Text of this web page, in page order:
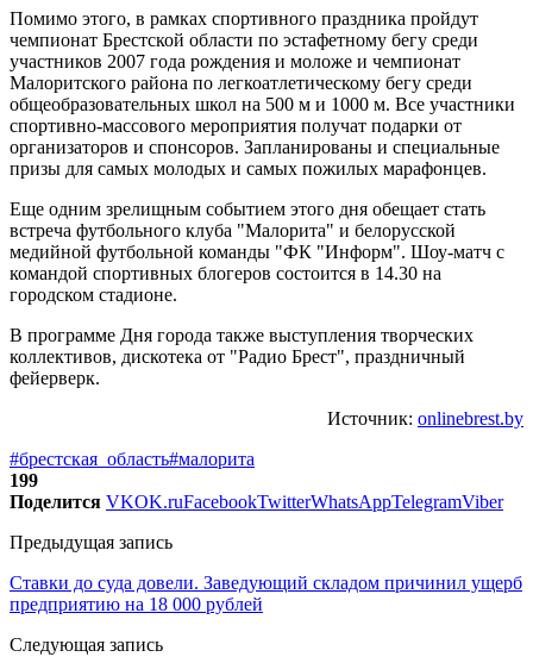
Помимо этого, в рамках спортивного праздника пройдут
чемпионат Брестской области по эстафетному бегу среди
участников 2007 года рождения и моложе и чемпионат
Малоритского района по легкоатлетическому бегу среди
общеобразовательных школ на 500 м и 1000 м. Все участники
спортивно-массового мероприятия получат подарки от
организаторов и спонсоров. Запланированы и специальные
призы для самых молодых и самых пожилых марафонцев.
Еще одним зрелищным событием этого дня обещает стать
встреча футбольного клуба "Малорита" и белорусской
медийной футбольной команды "ФК "Информ". Шоу-матч с
командой спортивных блогеров состоится в 14.30 на
городском стадионе.
В программе Дня города также выступления творческих
коллективов, дискотека от "Радио Брест", праздничный
фейерверк.
Источник: onlinebrest.by
#брестская_область#малорита
199
Поделится VKOK.ruFacebookTwitterWhatsAppTelegramViber
Предыдущая запись
Ставки до суда довели. Заведующий складом причинил ущерб
предприятию на 18 000 рублей
Следующая запись